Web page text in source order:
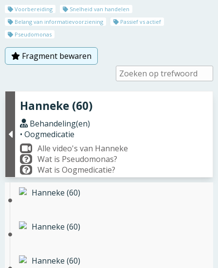
Voorbereiding
Snelheid van handelen
Belang van informatievoorziening
Passief vs actief
Pseudomonas
Fragment bewaren
Hanneke (60)
Behandeling(en)
• Oogmedicatie
Alle video's van Hanneke
Wat is Pseudomonas?
Wat is Oogmedicatie?
Hanneke (60)
Hanneke (60)
Hanneke (60)